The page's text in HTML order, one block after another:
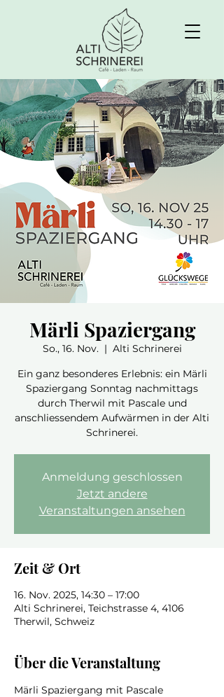
Märli Spaziergang
So., 16. Nov.
  |
Alti Schrinerei
Ein ganz besonderes Erlebnis: ein Märli
Spaziergang Sonntag nachmittags
durch Therwil mit Pascale und
anschliessendem Aufwärmen in der Alti
Schrinerei.
Anmeldung geschlossen
Jetzt andere
Veranstaltungen ansehen
Zeit & Ort
16. Nov. 2025, 14:30 – 17:00
Alti Schrinerei, Teichstrasse 4, 4106
Therwil, Schweiz
Über die Veranstaltung
Märli Spaziergang mit Pascale